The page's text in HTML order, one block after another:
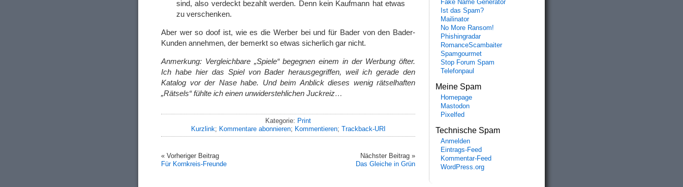
sind, also verdeckt bezahlt werden. Denn kein Kaufmann hat etwas
zu verschenken.
Aber wer so doof ist, wie es die Werber bei und für Bader von den Bader-
Kunden annehmen, der bemerkt so etwas sicherlich gar nicht.
Anmerkung: Vergleichbare „Spiele“ begegnen einem in der Werbung öfter.
Ich habe hier das Spiel von Bader herausgegriffen, weil ich gerade den
Katalog vor der Nase habe. Und beim Anblick dieses wenig rätselhaften
„Rätsels“ fühlte ich einen unwiderstehlichen Juckreiz…
Kategorie: Print
Kurzlink; Kommentare abonnieren; Kommentieren; Trackback-URI
« Vorheriger Beitrag
Für Kornkreis-Freunde
Nächster Beitrag »
Das Gleiche in Grün
Fake Name Generator
Ist das Spam?
Mailinator
No More Ransom!
Phishingradar
RomanceScambaiter
Spamgourmet
Stop Forum Spam
Telefonpaul
Meine Spam
Homepage
Mastodon
Pixelfed
Technische Spam
Anmelden
Eintrags-Feed
Kommentar-Feed
WordPress.org